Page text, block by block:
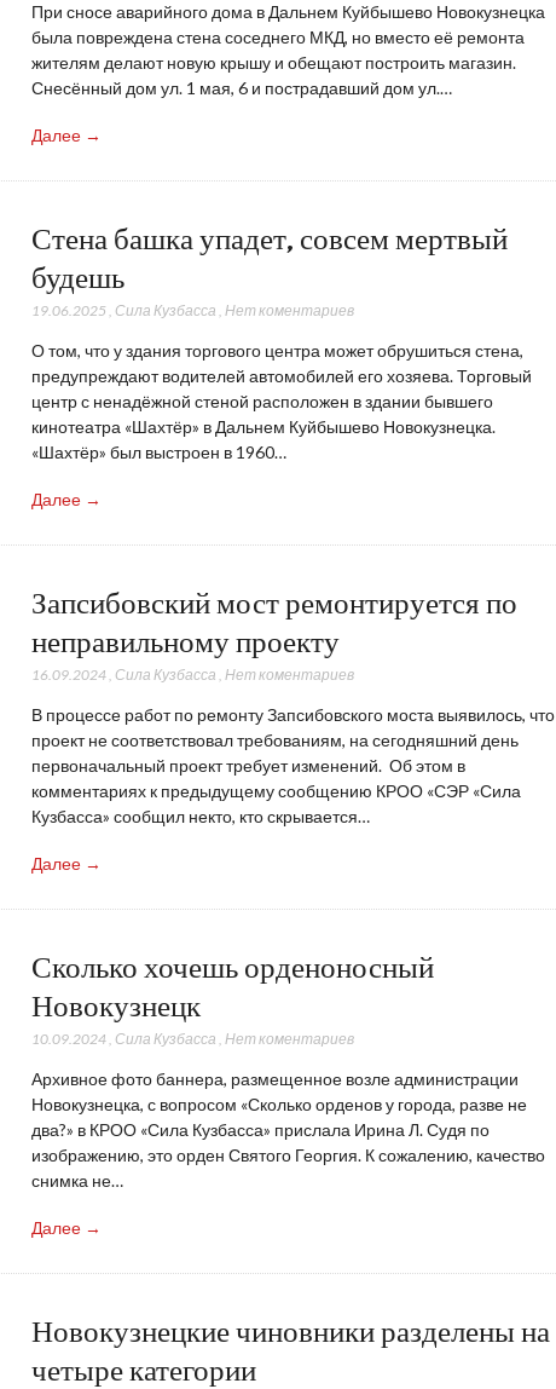
При сносе аварийного дома в Дальнем Куйбышево Новокузнецка
была повреждена стена соседнего МКД, но вместо её ремонта
жителям делают новую крышу и обещают построить магазин.
Снесённый дом ул. 1 мая, 6 и пострадавший дом ул.…
Далее →
Стена башка упадет, совсем мертвый
будешь
19.06.2025 , Сила Кузбасса , Нет коментариев
О том, что у здания торгового центра может обрушиться стена,
предупреждают водителей автомобилей его хозяева. Торговый
центр с ненадёжной стеной расположен в здании бывшего
кинотеатра «Шахтёр» в Дальнем Куйбышево Новокузнецка.
«Шахтёр» был выстроен в 1960…
Далее →
Запсибовский мост ремонтируется по
неправильному проекту
16.09.2024, Сила Кузбасса , Нет коментариев
В процессе работ по ремонту Запсибовского моста выявилось, что
проект не соответствовал требованиям, на сегодняшний день
первоначальный проект требует изменений. Об этом в
комментариях к предыдущему сообщению КРОО «СЭР «Сила
Кузбасса» сообщил некто, кто скрывается…
Далее →
Сколько хочешь орденоносный
Новокузнецк
10.09.2024, Сила Кузбасса , Нет коментариев
Архивное фото баннера, размещенное возле администрации
Новокузнецка, с вопросом «Сколько орденов у города, разве не
два?» в КРОО «Сила Кузбасса» прислала Ирина Л. Судя по
изображению, это орден Святого Георгия. К сожалению, качество
снимка не…
Далее →
Новокузнецкие чиновники разделены на
четыре категории